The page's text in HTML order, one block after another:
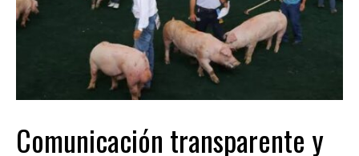
Comunicación transparente y